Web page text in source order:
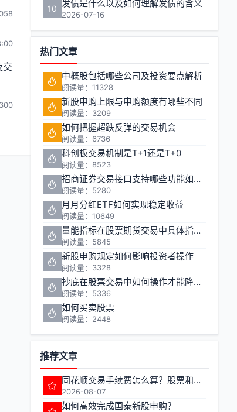
交
10 发债是什么以及如何理解发债的含义
2026-07-16
热门文章
中概股包括哪些公司及投资要点解析
阅读量：11328
新股申购上限与申购额度有哪些不同
阅读量：3209
如何把握超跌反弹的交易机会
阅读量：6736
科创板交易机制是T+1还是T+0
阅读量：8523
招商证券交易接口支持哪些功能如何申请
阅读量：5280
月月分红ETF如何实现稳定收益
阅读量：10649
量能指标在股票期货交易中具体指哪些指标
阅读量：5845
新股申购规定如何影响投资者操作
阅读量：3328
抄底在股票交易中如何操作才能降低风险
阅读量：5336
如何买卖股票
阅读量：2448
推荐文章
同花顺交易手续费怎么算？股票和期货的费率有何不同？
2026-08-07
如何高效完成国泰新股申购？